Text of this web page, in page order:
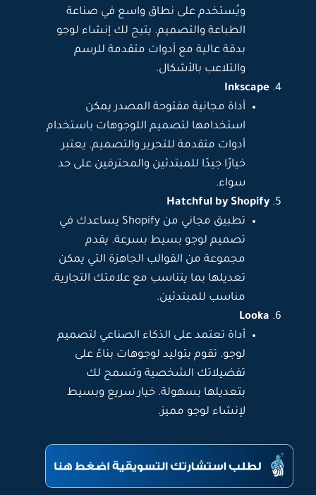
ويُستخدم على نطاق واسع في صناعة
الطباعة والتصميم. يتيح لك إنشاء لوجو
بدقة عالية مع أدوات متقدمة للرسم
والتلاعب بالأشكال.
Inkscape
أداة مجانية مفتوحة المصدر يمكن
استخدامها لتصميم اللوجوهات باستخدام
أدوات متقدمة للتحرير والتصميم. يعتبر
خيارًا جيدًا للمبتدئين والمحترفين على حد
سواء.
Hatchful by Shopify
تطبيق مجاني من Shopify يساعدك في
تصميم لوجو بسيط بسرعة. يقدم
مجموعة من القوالب الجاهزة التي يمكن
تعديلها بما يتناسب مع علامتك التجارية.
مناسب للمبتدئين.
Looka
أداة تعتمد على الذكاء الصناعي لتصميم
لوجو. تقوم بتوليد لوجوهات بناءً على
تفضيلاتك الشخصية وتسمح لك
بتعديلها بسهولة. خيار سريع وبسيط
لإنشاء لوجو مميز.